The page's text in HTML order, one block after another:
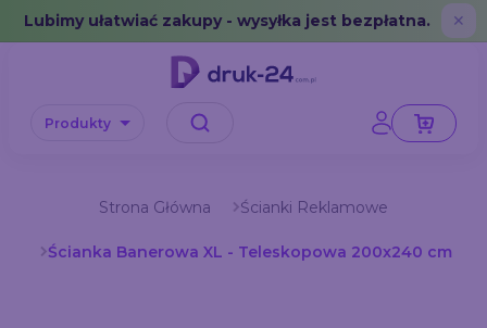
Error: No data in cache or invalid format
Lubimy ułatwiać zakupy - wysyłka jest bezpłatna. ✕
Produkty
Strona Główna Ścianki Reklamowe
Ścianka Banerowa XL - Teleskopowa 200x240 cm